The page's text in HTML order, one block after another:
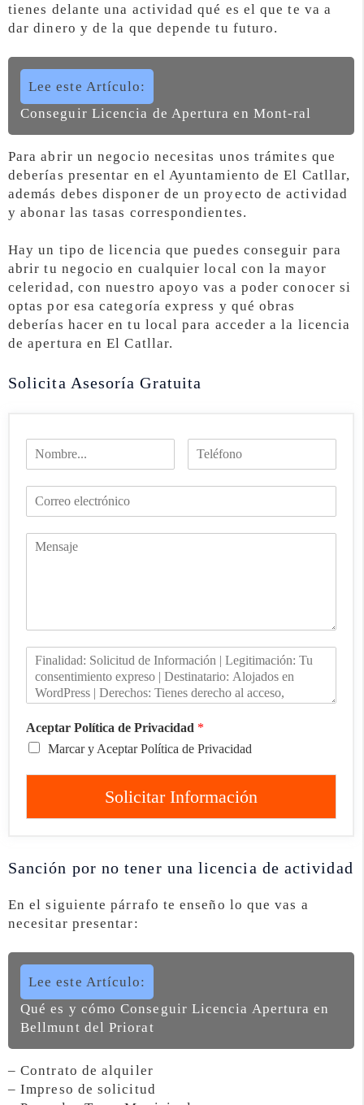
tienes delante una actividad qué es el que te va a
dar dinero y de la que depende tu futuro.
Lee este Artículo:
Conseguir Licencia de Apertura en Mont-ral
Para abrir un negocio necesitas unos trámites que
deberías presentar en el Ayuntamiento de El Catllar,
además debes disponer de un proyecto de actividad
y abonar las tasas correspondientes.
Hay un tipo de licencia que puedes conseguir para
abrir tu negocio en cualquier local con la mayor
celeridad, con nuestro apoyo vas a poder conocer si
optas por esa categoría express y qué obras
deberías hacer en tu local para acceder a la licencia
de apertura en El Catllar.
Solicita Asesoría Gratuita
Aceptar Política de Privacidad *
Marcar y Aceptar Política de Privacidad
Solicitar Información
Sanción por no tener una licencia de actividad
En el siguiente párrafo te enseño lo que vas a
necesitar presentar:
Lee este Artículo:
Qué es y cómo Conseguir Licencia Apertura en
Bellmunt del Priorat
– Contrato de alquiler
– Impreso de solicitud